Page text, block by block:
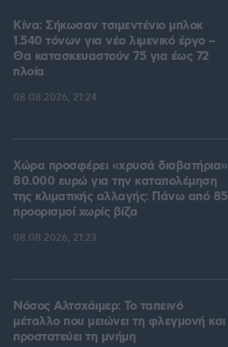
Κίνα: Σήκωσαν τσιμεντένιο μπλοκ
1.540 τόνων για νέο λιμενικό έργο –
Θα κατασκευαστούν 75 για έως 72
πλοία
08.08.2026, 21:24
Χώρα προσφέρει «χρυσά διαβατήρια»
80.000 ευρώ για την καταπολέμηση
της κλιματικής αλλαγής: Πάνω από 85
προορισμοί χωρίς βίζα
08.08.2026, 21:23
Νόσος Αλτσχάιμερ: Το ταπεινό
μέταλλο που μειώνει τη φλεγμονή και
προστατεύει τη μνήμη